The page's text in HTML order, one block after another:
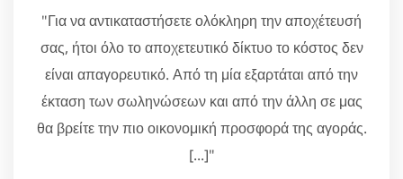
"Για να αντικαταστήσετε ολόκληρη την αποχέτευσή
σας, ήτοι όλο το αποχετευτικό δίκτυο το κόστος δεν
είναι απαγορευτικό. Από τη μία εξαρτάται από την
έκταση των σωληνώσεων και από την άλλη σε μας
θα βρείτε την πιο οικονομική προσφορά της αγοράς.
[...]"